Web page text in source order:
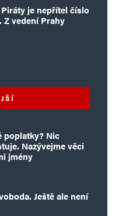
je nepřítel číslo
Z vedení Prahy
poplatky? Nic
Nazývejme věci
jmény
Ještě ale není